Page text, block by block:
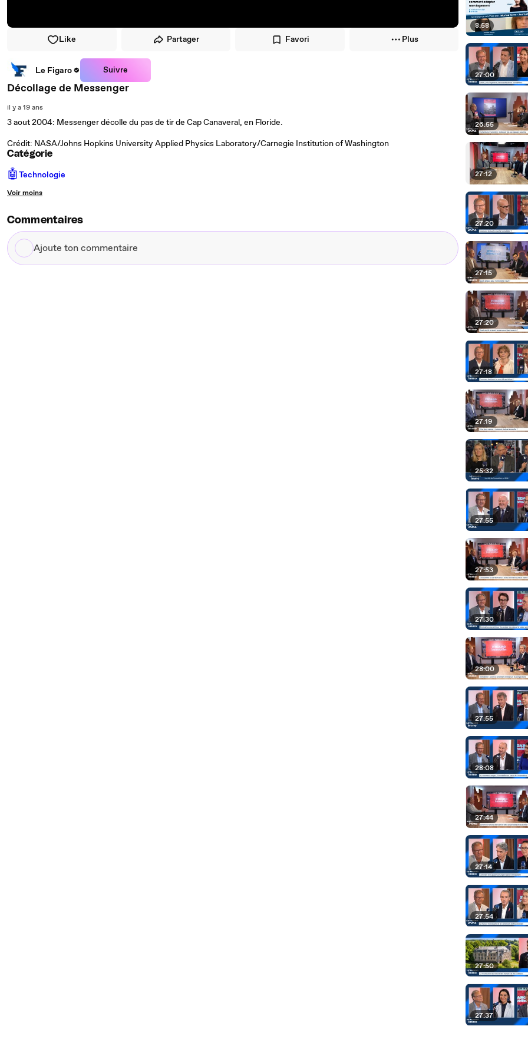
Like Partager Favori Plus
Le Figaro Suivre
Décollage de Messenger
il y a 19 ans
3 aout 2004: Messenger décolle du pas de tir de Cap Canaveral, en Floride.
Crédit: NASA/Johns Hopkins University Applied Physics Laboratory/Carnegie Institution of Washington
Catégorie
🤖Technologie
Voir moins
Commentaires
Ajoute
ton
8:58
27:00
26:55
27:12
27:20
27:15
27:20
27:18
27:19
25:32
27:55
27:53
27:30
28:00
27:55
28:08
27:44
27:14
27:54
27:50
27:37